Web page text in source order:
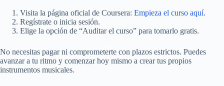
Visita la página oficial de Coursera: Empieza el curso aquí.
Regístrate o inicia sesión.
Elige la opción de “Auditar el curso” para tomarlo gratis.
No necesitas pagar ni comprometerte con plazos estrictos. Puedes
avanzar a tu ritmo y comenzar hoy mismo a crear tus propios
instrumentos musicales.